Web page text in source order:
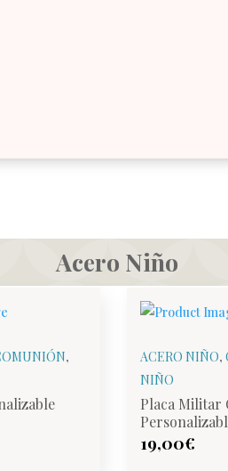
Acero Niño
,
ACERO NIÑO,
NIÑO
Placa Militar
19,00€